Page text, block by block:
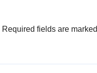
Required fields are marked